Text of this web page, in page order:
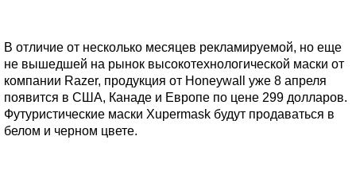
В отличие от несколько месяцев рекламируемой, но еще
не вышедшей на рынок высокотехнологической маски от
компании Razer, продукция от Honeywall уже 8 апреля
появится в США, Канаде и Европе по цене 299 долларов.
Футуристические маски Xupermask будут продаваться в
белом и черном цвете.